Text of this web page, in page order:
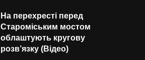
На перехресті перед
Староміським мостом
облаштують кругову
розв’язку (Відео)